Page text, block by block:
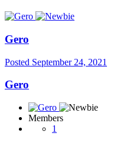
Gero
Posted September 24, 2021
Gero
Members
1